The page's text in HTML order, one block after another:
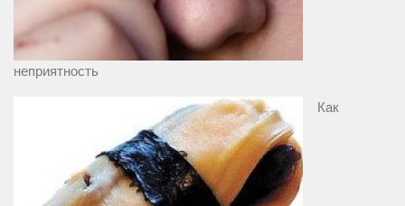
неприятность
Как